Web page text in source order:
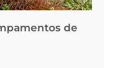
de